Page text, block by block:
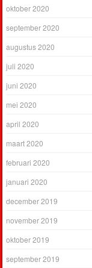
oktober 2020
september 2020
augustus 2020
juli 2020
juni 2020
mei 2020
april 2020
maart 2020
februari 2020
januari 2020
december 2019
november 2019
oktober 2019
september 2019